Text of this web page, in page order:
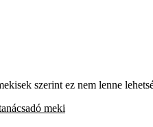
szerint ez nem lenne
meki